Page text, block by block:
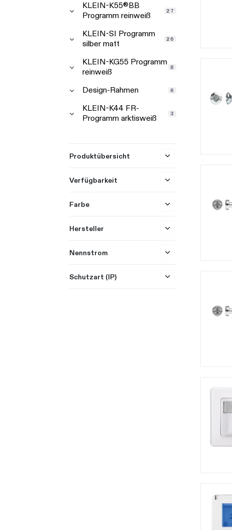
KLEIN-K55®BB
Programm reinweiß
27
KLEIN-SI Programm
silber matt
26
KLEIN-KG55 Programm
reinweiß
8
Design-Rahmen 6
KLEIN-K44 FR-
Programm arktisweiß
3
Produktübersicht
Verfügbarkeit
Farbe
Hersteller
Nennstrom
Schutzart (IP)